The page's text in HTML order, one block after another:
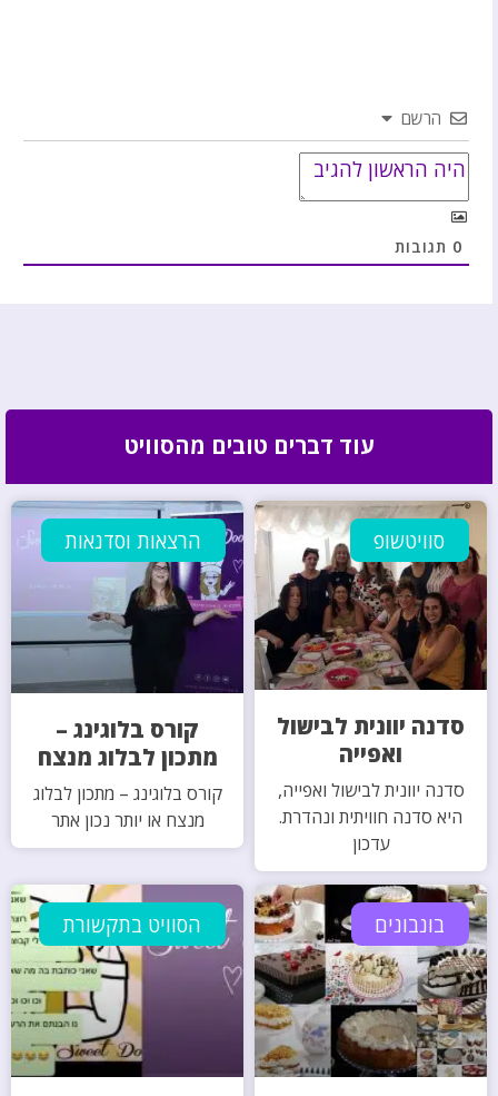
הרשם
0 תגובות
עוד דברים טובים מהסוויט
סוויטשופ
סדנה יוונית לבישול
ואפייה
סדנה יוונית לבישול ואפייה,
היא סדנה חוויתית ונהדרת.
עדכון
הרצאות וסדנאות
קורס בלוגינג –
מתכון לבלוג מנצח
קורס בלוגינג – מתכון לבלוג
מנצח או יותר נכון אתר
בונבונים הסוויט בתקשורת